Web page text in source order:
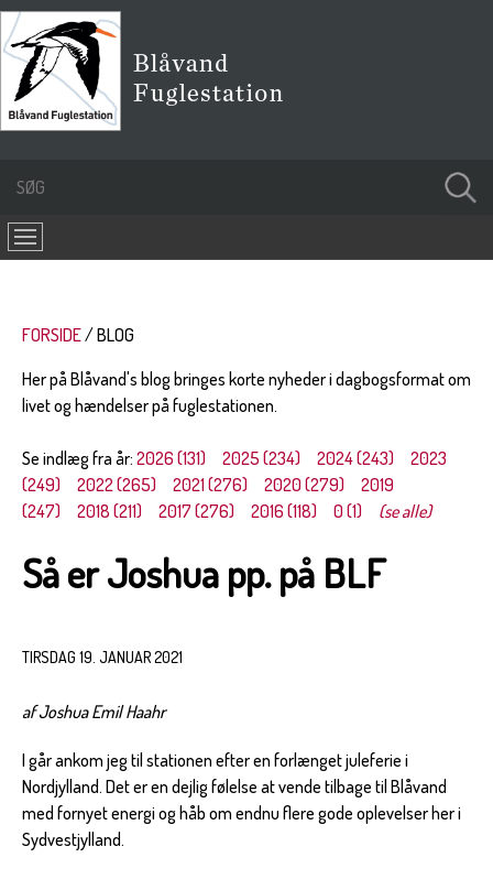
FORSIDE
BLOG
Her på Blåvand's blog bringes korte nyheder i dagbogsformat om
livet og hændelser på fuglestationen.
Se indlæg fra år: 2026 (131) 2025 (234) 2024 (243)
2023
(249)
2022 (265) 2021 (276) 2020 (279)
2019
(247)
2018 (211) 2017 (276) 2016 (118) 0 (1) (se alle)
Så er Joshua pp. på BLF
TIRSDAG 19. JANUAR 2021
af Joshua Emil Haahr
I går ankom jeg til stationen efter en forlænget juleferie i
Nordjylland. Det er en dejlig følelse at vende tilbage til Blåvand
med fornyet energi og håb om endnu flere gode oplevelser her i
Sydvestjylland.